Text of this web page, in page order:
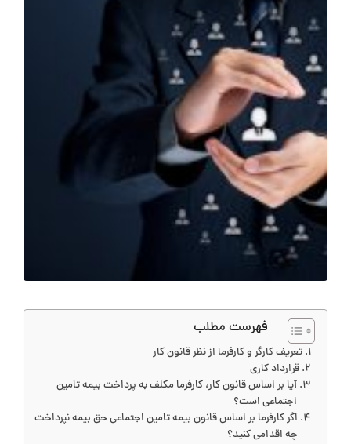
فهرست مطلب
تعریف کارگر و کارفرما از نظر قانون کار
قرارداد کاری
آیا بر اساس قانون کار، کارفرما مکلف به پرداخت بیمه تامین
اجتماعی است؟
اگر کارفرما بر اساس قانون بیمه تامین اجتماعی حق بیمه نپرداخت
چه اقدامی کنید؟